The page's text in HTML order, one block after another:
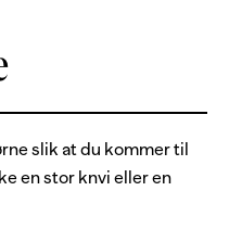
slik at du kommer til
en stor knvi eller en